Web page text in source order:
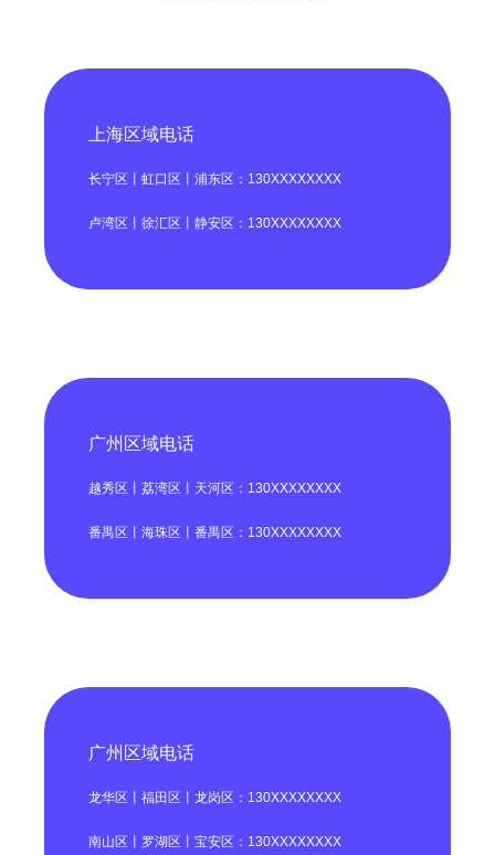
上海区域电话
长宁区丨虹口区丨浦东区：130XXXXXXXX
卢湾区丨徐汇区丨静安区：130XXXXXXXX
广州区域电话
越秀区丨荔湾区丨天河区：130XXXXXXXX
番禺区丨海珠区丨番禺区：130XXXXXXXX
广州区域电话
龙华区丨福田区丨龙岗区：130XXXXXXXX
南山区丨罗湖区丨宝安区：130XXXXXXXX